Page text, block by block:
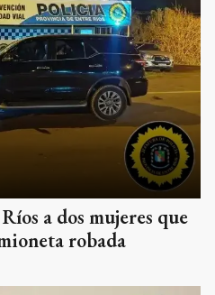
a dos mujeres que
robada